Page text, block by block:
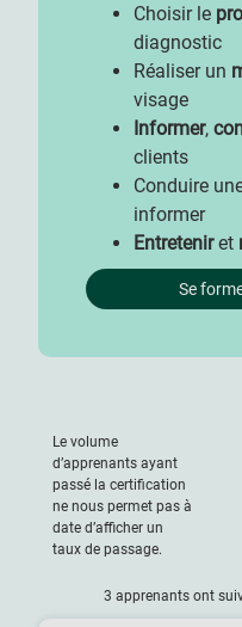
Choisir le
diagnostic
Réaliser un
visage
Informer,
clients
Conduire
informer
Entreteniret
Se
Le volume
d’apprenants ayant
passé la certification
ne nous permet pas à
date d’afficher un
taux de passage.
3 apprenants ont